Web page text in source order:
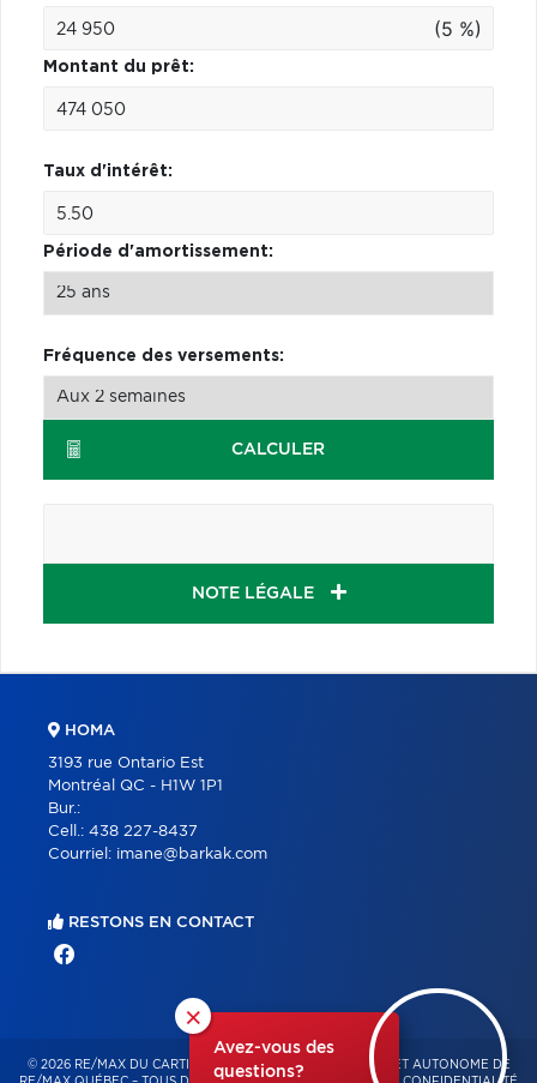
(5 %)
Montant du prêt:
Taux d'intérêt:
Période d'amortissement:
Fréquence des versements:
CALCULER
NOTE LÉGALE
×
Avez-vous des
questions?
HOMA
3193 rue Ontario Est
Montréal QC - H1W 1P1
Bur.:
Cell.: 438 227-8437
Courriel: imane@barkak.com
RESTONS EN CONTACT
© 2026 RE/MAX DU CARTIER – FRANCHISÉ INDÉPENDANT ET AUTONOME DE